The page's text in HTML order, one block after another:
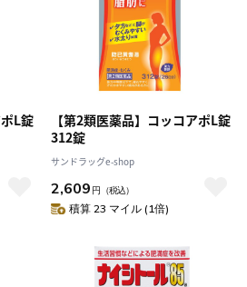
L錠
【第2類医薬品】コッコアポL錠
312錠
サンドラッグe-shop
2,609 円 （税込）
積算 23 マイル (1倍)